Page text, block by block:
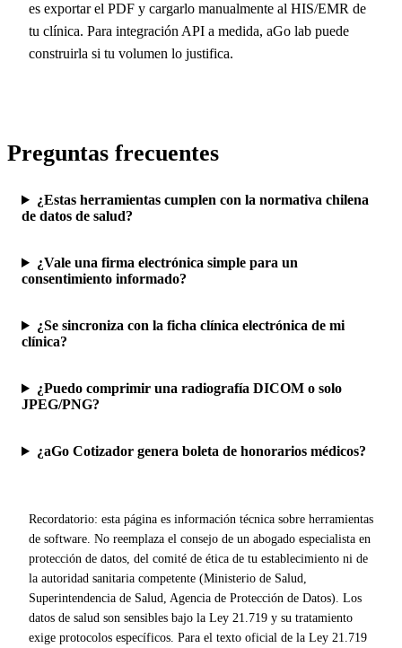
es exportar el PDF y cargarlo manualmente al HIS/EMR de
tu clínica. Para integración API a medida, aGo lab puede
construirla si tu volumen lo justifica.
Preguntas frecuentes
¿Estas herramientas cumplen con la normativa chilena
de datos de salud?
¿Vale una firma electrónica simple para un
consentimiento informado?
¿Se sincroniza con la ficha clínica electrónica de mi
clínica?
¿Puedo comprimir una radiografía DICOM o solo
JPEG/PNG?
¿aGo Cotizador genera boleta de honorarios médicos?
Recordatorio: esta página es información técnica sobre herramientas
de software. No reemplaza el consejo de un abogado especialista en
protección de datos, del comité de ética de tu establecimiento ni de
la autoridad sanitaria competente (Ministerio de Salud,
Superintendencia de Salud, Agencia de Protección de Datos). Los
datos de salud son sensibles bajo la Ley 21.719 y su tratamiento
exige protocolos específicos. Para el texto oficial de la Ley 21.719